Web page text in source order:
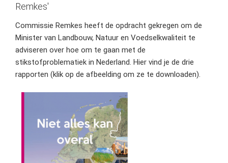
Remkes'
Commissie Remkes heeft de opdracht gekregen om de
Minister van Landbouw, Natuur en Voedselkwaliteit te
adviseren over hoe om te gaan met de
stikstofproblematiek in Nederland. Hier vind je de drie
rapporten (klik op de afbeelding om ze te downloaden).